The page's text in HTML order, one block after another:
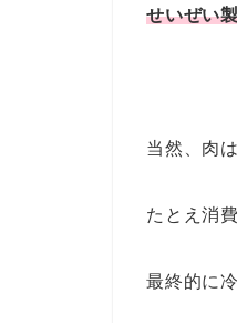
せいぜい
当然、肉
たとえ消
最終的に